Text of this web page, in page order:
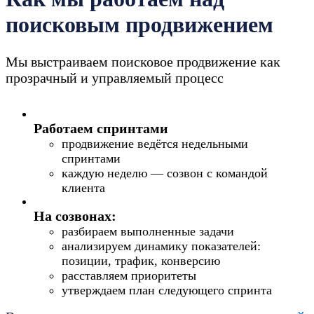
поисковым продвижением
Мы выстраиваем поисковое продвижение как
прозрачный и управляемый процесс
Работаем спринтами
продвижение ведётся недельными
спринтами
каждую неделю — созвон с командой
клиента
На созвонах:
разбираем выполненные задачи
анализируем динамику показателей:
позиции, трафик, конверсию
расставляем приоритеты
утверждаем план следующего спринта